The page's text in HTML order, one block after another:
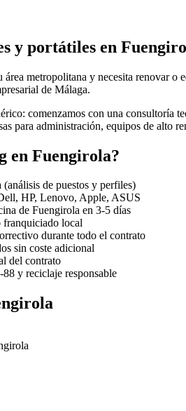
y portátiles en
área metropolitana y necesita renovar
de Málaga.
comenzamos con una consultoría
para administración, equipos de alto
en Fuengirola?
de puestos y perfiles)
HP, Lenovo, Apple, ASUS
de Fuengirola en 3-5 días
franquiciado local
durante todo el contrato
sin coste adicional
del contrato
y reciclaje responsable